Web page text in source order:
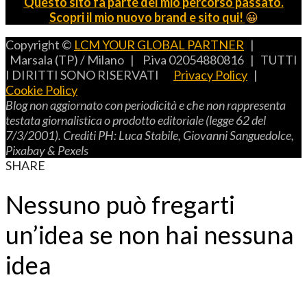
Scopri il mio nuovo brand e sito qui! 😀
Copyright © LCM YOUR GLOBAL PARTNER |
Marsala (TP) / Milano | P.iva 02054880816 | TUTTI
I DIRITTI SONO RISERVATI Privacy Policy |
Cookie Policy
Blog non aggiornato con periodicità e che non rappresenta
testata giornalistica o prodotto editoriale (legge 62 del
7/3/2001). CreditiPH: LucaStabile, GiovanniSanguedolce,
Pixabay& Pexels
SHARE
Nessuno può fregarti
un’idea se non hai nessuna
idea